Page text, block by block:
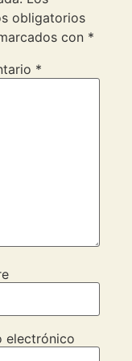
obligatorios
con *
*
electrónico